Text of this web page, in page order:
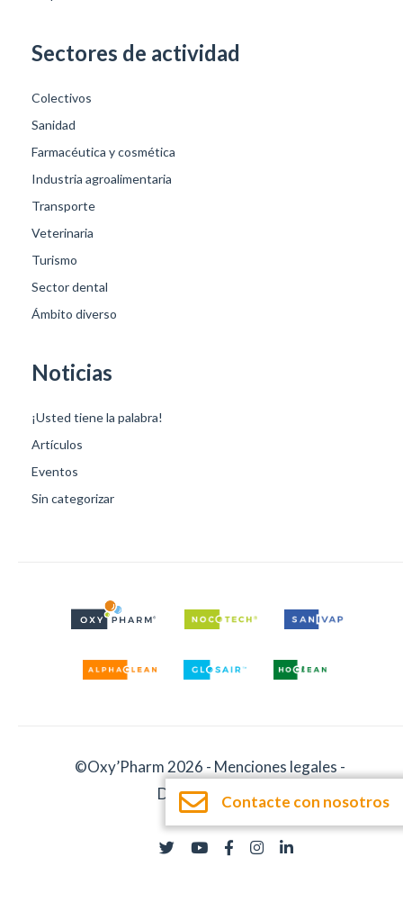
Sectores de actividad
Colectivos
Sanidad
Farmacéutica y cosmética
Industria agroalimentaria
Transporte
Veterinaria
Turismo
Sector dental
Ámbito diverso
Noticias
¡Usted tiene la palabra!
Artículos
Eventos
Sin categorizar
©Oxy’Pharm 2026 - Menciones legales -
DocumentaciónContacte con nosotros